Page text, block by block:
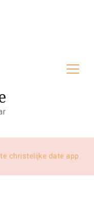
christelijke date app